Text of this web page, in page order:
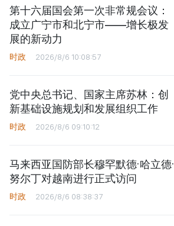
第十六届国会第一次非常规会议：
成立广宁市和北宁市——增长极发
展的新动力
时政 2026/8/6 10:08:57
党中央总书记、国家主席苏林：创
新基础设施规划和发展组织工作
时政 2026/8/6 09:10:12
马来西亚国防部长穆罕默德·哈立德·
努尔丁对越南进行正式访问
时政 2026/8/6 08:38:37